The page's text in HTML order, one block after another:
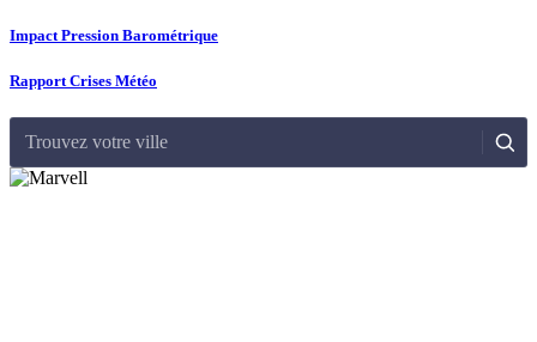
Impact Pression Barométrique
Rapport Crises Météo
Trouvez votre ville